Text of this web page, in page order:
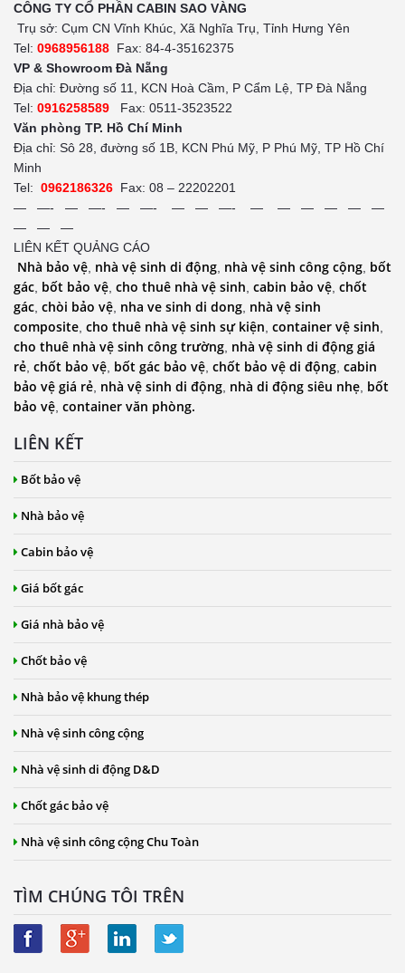
CÔNG TY CỔ PHẦN CABIN SAO VÀNG
Trụ sở: Cụm CN Vĩnh Khúc, Xã Nghĩa Trụ, Tỉnh Hưng Yên
Tel: 0968956188 Fax: 84-4-35162375
VP & Showroom Đà Nẵng
Địa chỉ: Đường số 11, KCN Hoà Cầm, P Cẩm Lệ, TP Đà Nẵng
Tel: 0916258589 Fax: 0511-3523522
Văn phòng TP. Hồ Chí Minh
Địa chỉ: Sô 28, đường số 1B, KCN Phú Mỹ, P Phú Mỹ, TP Hồ Chí
Minh
Tel: 0962186326 Fax: 08 – 22202201
— —- — —- — —- — — —- — — — — — —
— — —
LIÊN KẾT QUẢNG CÁO
Nhà bảo vệ nhà vệ sinh di động nhà vệ sinh công cộng bốt
gác bốt bảo vệ cho thuê nhà vệ sinh cabin bảo vệ chốt
gác chòi bảo vệ nha ve sinh di dong nhà vệ sinh
composite cho thuê nhà vệ sinh sự kiện container vệ sinh
cho thuê nhà vệ sinh công trường nhà vệ sinh di động giá
rẻ chốt bảo vệ bốt gác bảo vệ chốt bảo vệ di động cabin
bảo vệ giá rẻ nhà vệ sinh di động nhà di động siêu nhẹ bốt
bảo vệ container văn phòng.
LIÊN KẾT
Bốt bảo vệ
Nhà bảo vệ
Cabin bảo vệ
Giá bốt gác
Giá nhà bảo vệ
Chốt bảo vệ
Nhà bảo vệ khung thép
Nhà vệ sinh công cộng
Nhà vệ sinh di động D&D
Chốt gác bảo vệ
Nhà vệ sinh công cộng Chu Toàn
TÌM CHÚNG TÔI TRÊN